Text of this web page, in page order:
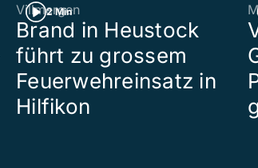
2 Min
Villmergen
Brand in Heustock
führt zu grossem
Feuerwehreinsatz in
Hilfikon